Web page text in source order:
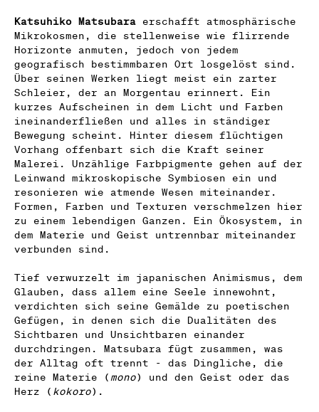
Katsuhiko Matsubara erschafft atmosphärische
Mikrokosmen, die stellenweise wie flirrende
Horizonte anmuten, jedoch von jedem
geografisch bestimmbaren Ort losgelöst sind.
Über seinen Werken liegt meist ein zarter
Schleier, der an Morgentau erinnert. Ein
kurzes Aufscheinen in dem Licht und Farben
ineinanderfließen und alles in ständiger
Bewegung scheint. Hinter diesem flüchtigen
Vorhang offenbart sich die Kraft seiner
Malerei. Unzählige Farbpigmente gehen auf der
Leinwand mikroskopische Symbiosen ein und
resonieren wie atmende Wesen miteinander.
Formen, Farben und Texturen verschmelzen hier
zu einem lebendigen Ganzen. Ein Ökosystem, in
dem Materie und Geist untrennbar miteinander
verbunden sind.
Tief verwurzelt im japanischen Animismus, dem
Glauben, dass allem eine Seele innewohnt,
verdichten sich seine Gemälde zu poetischen
Gefügen, in denen sich die Dualitäten des
Sichtbaren und Unsichtbaren einander
durchdringen. Matsubara fügt zusammen, was
der Alltag oft trennt - das Dingliche, die
reine Materie ( mono) und den Geist oder das
Herz ( kokoro).